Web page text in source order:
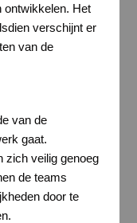
ontwikkelen. Het
verschijnt er
van de
van de
gaat.
zich veilig genoeg
de teams
door te